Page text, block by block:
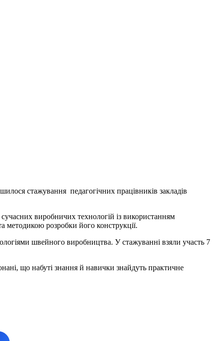
стажування педагогічних працівників закладів
виробничих технологій із використанням
методикою розробки його конструкції.
швейного виробництва. У стажуванні взяли участь 7
що набуті знання й навички знайдуть практичне